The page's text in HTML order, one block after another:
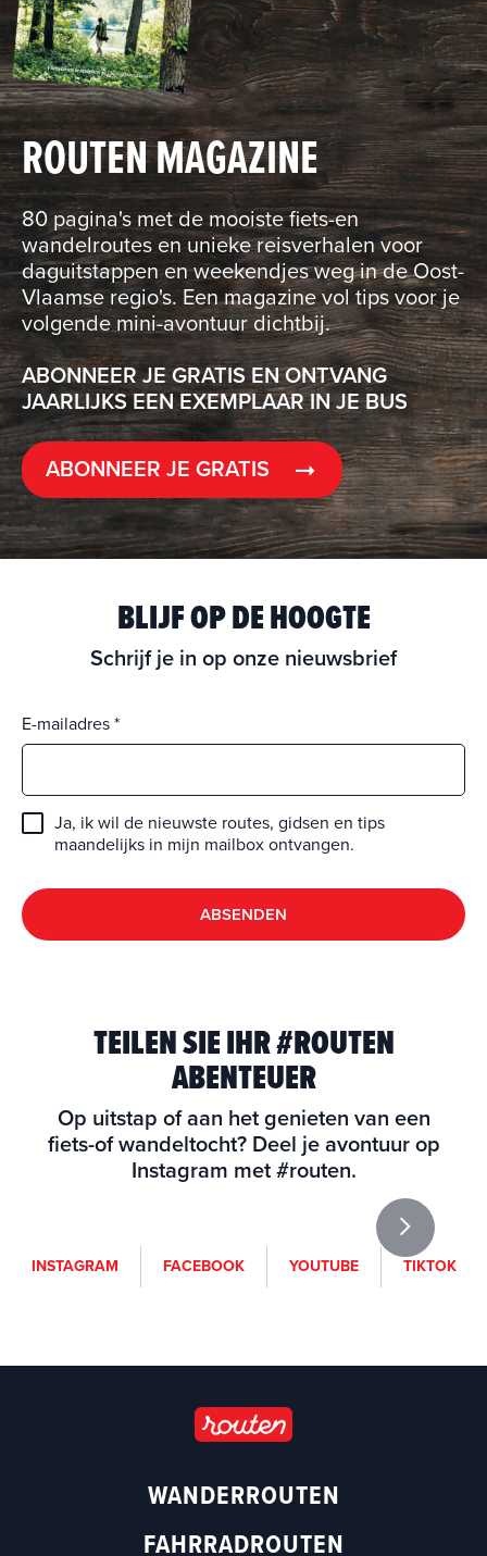
ROUTEN MAGAZINE
80 pagina's met de mooiste fiets-en
wandelroutes en unieke reisverhalen voor
daguitstappen en weekendjes weg in de Oost-
Vlaamse regio's. Een magazine vol tips voor je
volgende mini-avontuur dichtbij.
ABONNEER JE GRATIS EN ONTVANG
JAARLIJKS EEN EXEMPLAAR IN JE BUS
ABONNEER JE GRATIS
BLIJF OP DE HOOGTE
Schrijf je in op onze nieuwsbrief
E-mailadres
Ja, ik wil de nieuwste routes, gidsen en tips
maandelijks in mijn mailbox ontvangen.
ABSENDEN
TEILEN SIE IHR #ROUTEN
ABENTEUER
Op uitstap of aan het genieten van een
fiets-of wandeltocht? Deel je avontuur op
Instagram met #routen.
INSTAGRAM
n
a
p
FACEBOOK
a
b
o
k
o
e
YOUTUBE
y
o
u
TIKTOK
o
WANDERROUTEN
FAHRRADROUTEN